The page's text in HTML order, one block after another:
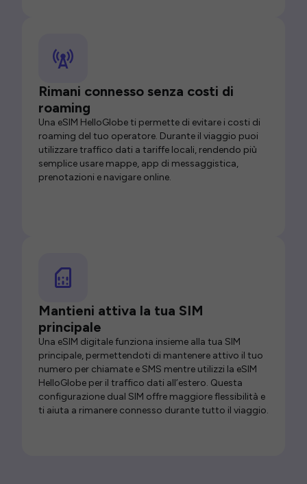
Rimani connesso senza costi di
roaming
Una eSIM HelloGlobe ti permette di evitare i costi di
roaming del tuo operatore. Durante il viaggio puoi
utilizzare traffico dati a tariffe locali, rendendo più
semplice usare mappe, app di messaggistica,
prenotazioni e navigare online.
Mantieni attiva la tua SIM
principale
Una eSIM digitale funziona insieme alla tua SIM
principale, permettendoti di mantenere attivo il tuo
numero per chiamate e SMS mentre utilizzi la eSIM
HelloGlobe per il traffico dati all’estero. Questa
configurazione dual SIM offre maggiore flessibilità e
ti aiuta a rimanere connesso durante tutto il viaggio.